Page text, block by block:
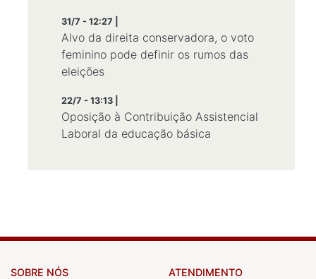
31/7 - 12:27 |
Alvo da direita conservadora, o voto
feminino pode definir os rumos das
eleições
22/7 - 13:13 |
Oposição à Contribuição Assistencial
Laboral da educação básica
SOBRE NÓS
ATENDIMENTO